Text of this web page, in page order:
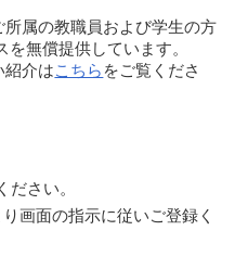
属の教職員および学生の方
無償提供しています。
介はこちら をご覧くださ
ださい。
画面の指示に従いご登録く